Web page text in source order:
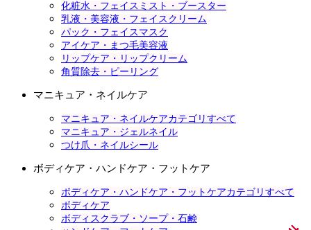
化粧水・フェイスミスト・ブースター
乳液・美容液・フェイスクリーム
パック・フェイスマスク
アイケア・まつ毛美容液
リップケア・リップクリーム
角質除去・ピーリング
マニキュア・ネイルケア
マニキュア・ネイルケアカテゴリすべて
マニキュア・ジェルネイル
つけ爪・ネイルシール
ボディケア・ハンドケア・フットケア
ボディケア・ハンドケア・フットケアカテゴリすべて
ボディケア
ボディスクラブ・ソープ・石鹸